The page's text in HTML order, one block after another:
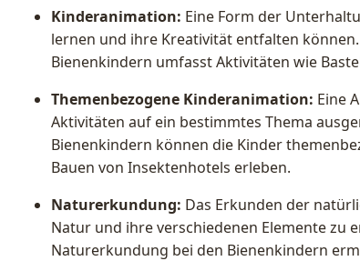
Kinderanimation: Eine Form der
lernen und ihre Kreativität entfalten
Bienenkindern umfasst Aktivitäten wie
Themenbezogene Kinderanimation: Eine
Aktivitäten auf ein bestimmtes Thema
Bienenkindern können die Kinder
Bauen von Insektenhotels erleben.
Naturerkundung: Das Erkunden der
Natur und ihre verschiedenen Elemente zu
Naturerkundung bei den Bienenkindern